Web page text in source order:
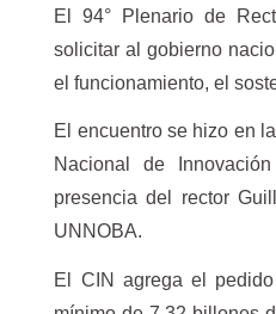
El 94° Plenario de
solicitar al gobierno
el funcionamiento, el
El encuentro se hizo en
Nacional de
presencia del rector
UNNOBA.
El CIN agrega el